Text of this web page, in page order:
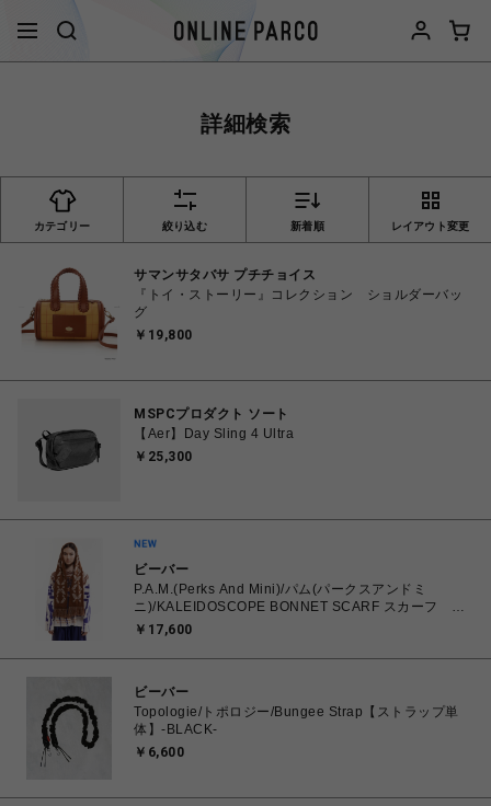
詳細検索
カテゴリー 絞り込む 新着順 レイアウト変更
サマンサタバサ プチチョイス
『トイ・ストーリー』コレクション ショルダーバッ
グ
￥19,800
MSPCプロダクト ソート
【Aer】Day Sling 4 Ultra
￥25,300
ビーバー
P.A.M.(Perks And Mini)/パム(パークスアンドミ
ニ)/KALEIDOSCOPE BONNET SCARF スカーフ マ
フラー
￥17,600
ビーバー
Topologie/トポロジー/Bungee Strap【ストラップ単
体】-BLACK-
￥6,600